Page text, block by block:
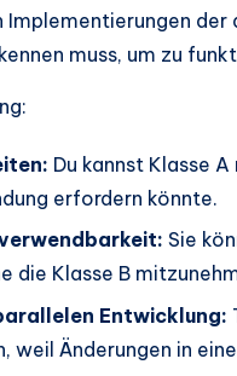
der
muss, um zu
Du kannst Klasse
erfordern könnte.
Sie
die Klasse B
Entwicklung:
weil Änderungen in